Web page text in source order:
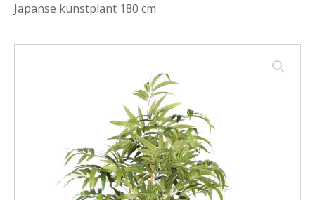
Japanse kunstplant 180 cm